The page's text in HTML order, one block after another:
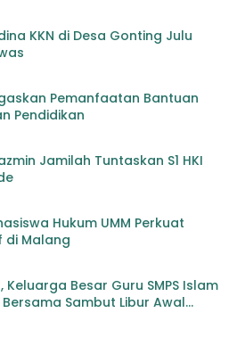
KKN di Desa Gonting Julu
Pemanfaatan Bantuan
Pendidikan
Jamilah Tuntaskan S1 HKI
Hukum UMM Perkuat
di Malang
Besar Guru SMPS Islam
Sambut Libur Awal